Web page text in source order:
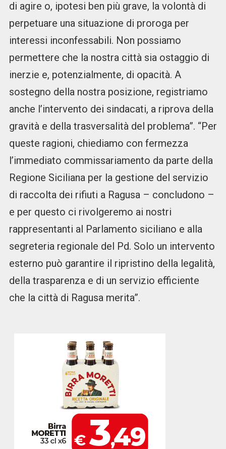
di agire o, ipotesi ben più grave, la volontà di
perpetuare una situazione di proroga per
interessi inconfessabili. Non possiamo
permettere che la nostra città sia ostaggio di
inerzie e, potenzialmente, di opacità. A
sostegno della nostra posizione, registriamo
anche l’intervento dei sindacati, a riprova della
gravità e della trasversalità del problema”. “Per
queste ragioni, chiediamo con fermezza
l’immediato commissariamento da parte della
Regione Siciliana per la gestione del servizio
di raccolta dei rifiuti a Ragusa – concludono –
e per questo ci rivolgeremo ai nostri
rappresentanti al Parlamento siciliano e alla
segreteria regionale del Pd. Solo un intervento
esterno può garantire il ripristino della legalità,
della trasparenza e di un servizio efficiente
che la città di Ragusa merita”.